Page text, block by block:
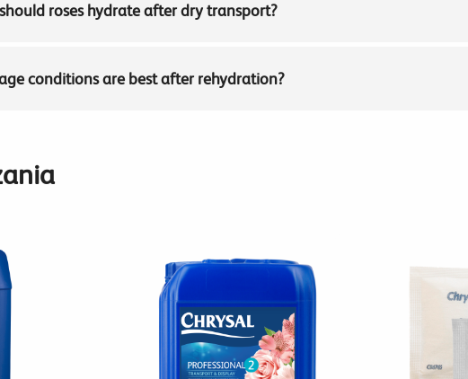
roses hydrate after dry transport?
conditions are best after rehydration?